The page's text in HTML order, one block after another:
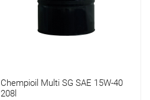
Chempioil Multi SG SAE 15W-40
208l